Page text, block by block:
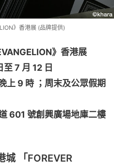
》香港展 (品牌提供)
》香港展
7 月 12 日
上 9 時 ；周末及公眾假期
601 號創興廣場地庫二樓
城 「FOREVER